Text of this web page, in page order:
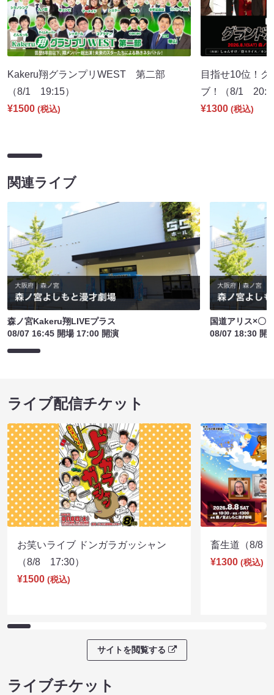
Kakeru翔グランプリWEST 第二部
（8/1 19:15）
¥1500 (税込)
目指せ10位！
ブ！（8/1
¥1300 (税込)
関連ライブ
森ノ宮Kakeru翔LIVEプラス
08/07 16:45 開場 17:00 開演
国道アリス×〇
08/07 18:30 開
ライブ配信チケット
お笑いライブ ドンガラガッシャン
（8/8 17:30）
¥1500 (税込)
畜生道（8/8
¥1300 (税込)
サイトを閲覧する
ライブチケット